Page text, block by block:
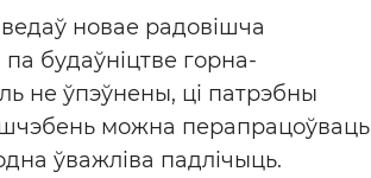
новае радовішча
па будаўніцтве горна-
не ўпэўнены, ці патрэбны
можна перапрацоўваць
ўважліва падлічыць.